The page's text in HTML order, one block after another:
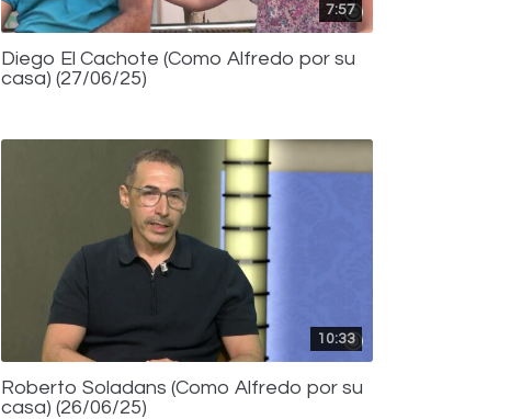
7:57
Diego El Cachote (Como Alfredo por su
casa) (27/06/25)
10:33
Roberto Soladans (Como Alfredo por su
casa) (26/06/25)